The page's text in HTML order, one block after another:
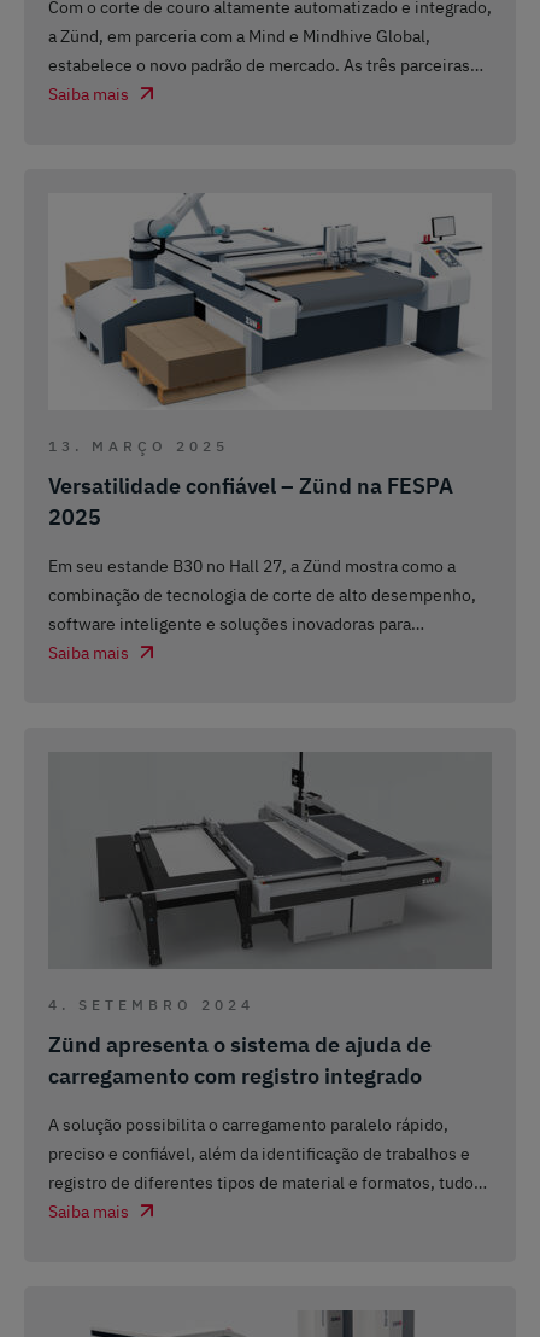
Com o corte de couro altamente automatizado e integrado,
a Zünd, em parceria com a Mind e Mindhive Global,
estabelece o novo padrão de mercado. As três parceiras…
Saiba mais
13. MARÇO 2025
Versatilidade confiável – Zünd na FESPA
2025
Em seu estande B30 no Hall 27, a Zünd mostra como a
combinação de tecnologia de corte de alto desempenho,
software inteligente e soluções inovadoras para…
Saiba mais
4. SETEMBRO 2024
Zünd apresenta o sistema de ajuda de
carregamento com registro integrado
A solução possibilita o carregamento paralelo rápido,
preciso e confiável, além da identificação de trabalhos e
registro de diferentes tipos de material e formatos, tudo…
Saiba mais